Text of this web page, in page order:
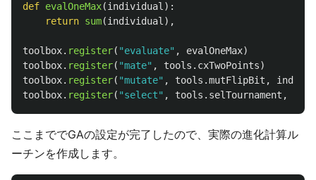
def evalOneMax(individual ):
return sum(individual ),
toolbox. register( "evaluate" , evalOneMax)
toolbox. register( "mate" , tools . cxTwoPoints)
toolbox. register( "mutate" , tools .mutFlipBit , indpb
toolbox. register( "select" , tools . selTournament ,
ここまででGAの設定が完了したので、実際の進化計算ル
ーチンを作成します。